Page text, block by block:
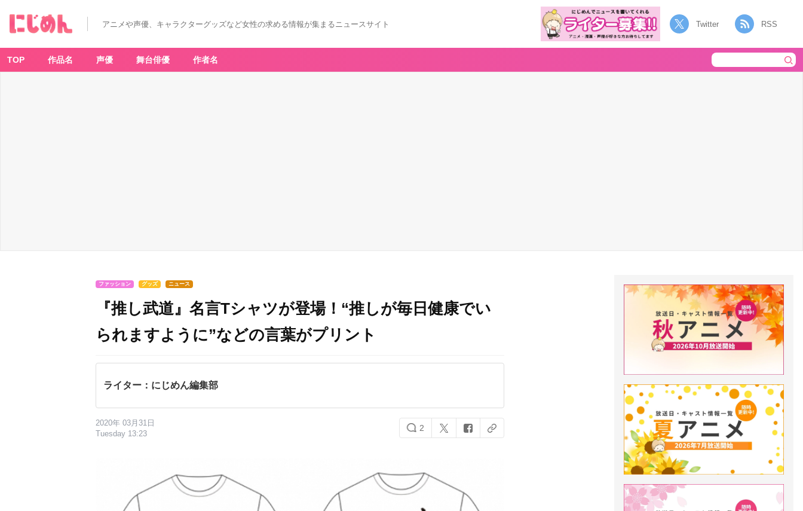
アニメや声優、キャラクターグッズなど女性の求める情報が集まるニュースサイト Twitter RSS
TOP 作品名 声優 舞台俳優 作者名
ファッション グッズ ニュース
『推し武道』名言Tシャツが登場！“推しが毎日健康でい
られますように”などの言葉がプリント
ライター：にじめん編集部
2020年 03月31日
Tuesday 13:23
2